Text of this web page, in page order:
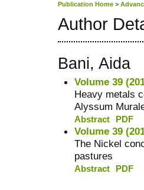
Publication Home >
Author
Bani, Aida
Volume 39
Heavy metals
Alyssum
Abstract PDF
Volume 39
The Nickel
pastures
Abstract PDF